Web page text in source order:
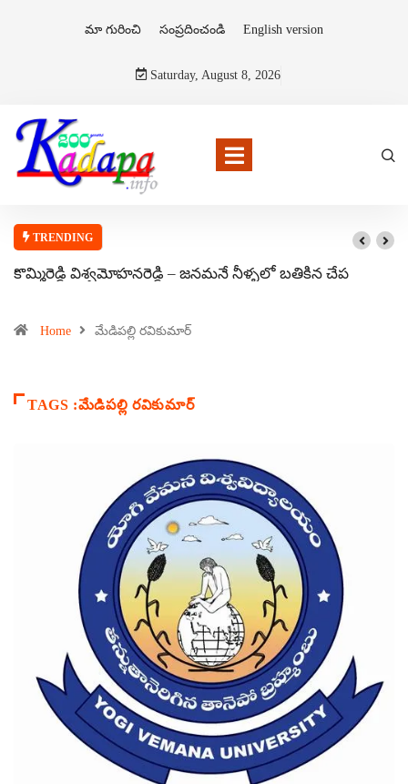
మా గురించి సంప్రదించండి English version
Saturday, August 8, 2026
TRENDING
కొమ్మిరెడ్డి విశ్వమోహనరెడ్డి – జనమనే నీళ్ళలో బతికిన చేప
Home మేడిపల్లి రవికుమార్
TAGS :మేడిపల్లి రవికుమార్